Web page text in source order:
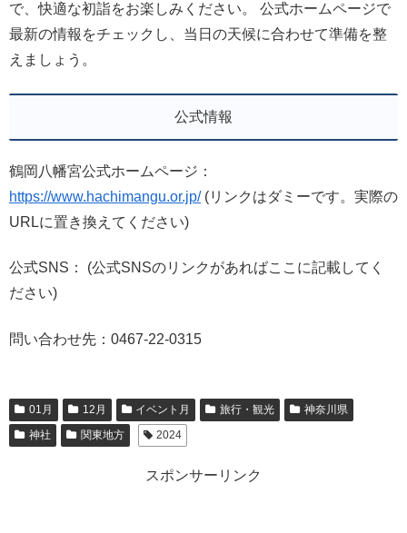
で、快適な初詣をお楽しみください。 公式ホームページで
最新の情報をチェックし、当日の天候に合わせて準備を整
えましょう。
公式情報
鶴岡八幡宮公式ホームページ：
https://www.hachimangu.or.jp/(リンクはダミーです。実際の
URLに置き換えてください)
公式SNS： (公式SNSのリンクがあればここに記載してく
ださい)
問い合わせ先：0467-22-0315
01月 12月 イベント月 旅行・観光
神奈川県
神社
関東地方 2024
スポンサーリンク